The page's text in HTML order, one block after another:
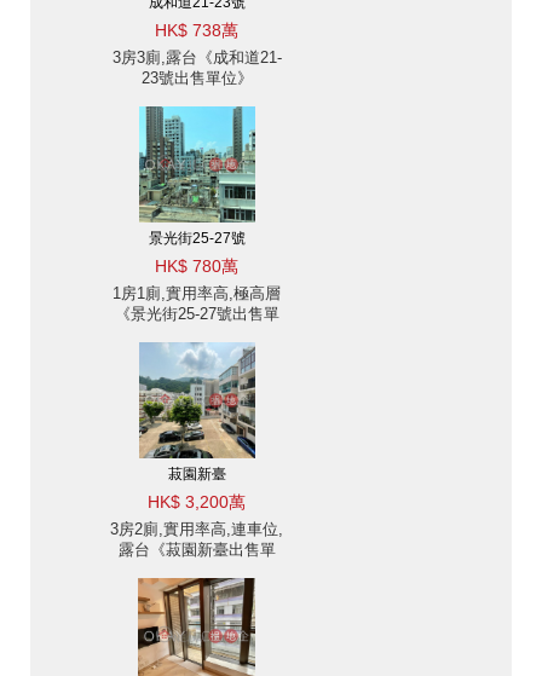
HK$ 738萬
3房3廁,露台《成和道21-
23號出售單位》
景光街25-27號
HK$ 780萬
1房1廁,實用率高,極高層
《景光街25-27號出售單
菽園新臺
HK$ 3,200萬
3房2廁,實用率高,連車位,
露台《菽園新臺出售單